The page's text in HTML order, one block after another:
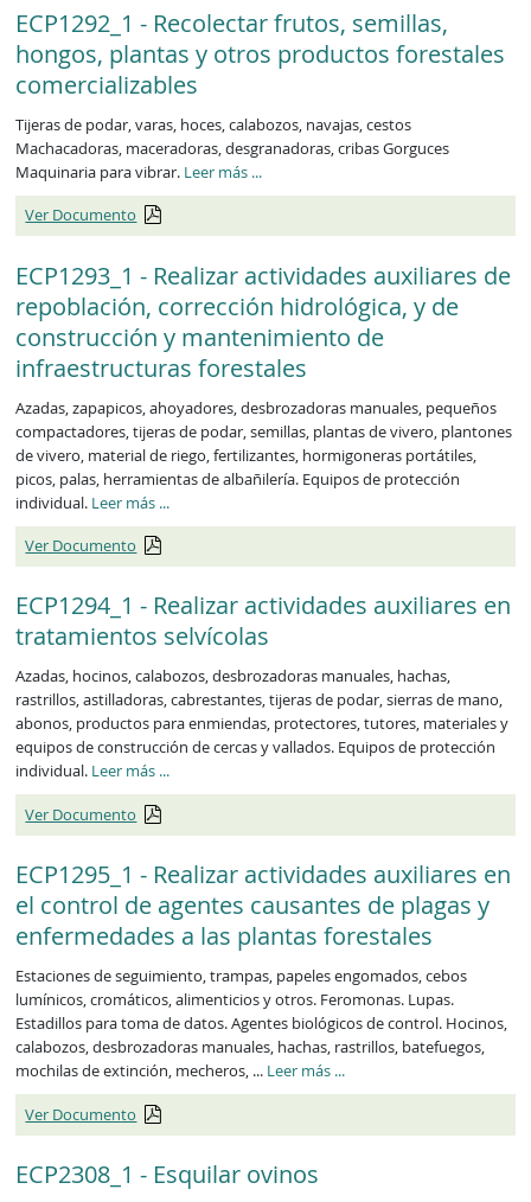
ECP1292_1 - Recolectar frutos, semillas,
hongos, plantas y otros productos forestales
comercializables
Tijeras de podar, varas, hoces, calabozos, navajas, cestos
Machacadoras, maceradoras, desgranadoras, cribas Gorguces
Maquinaria para vibrar. Leer más ...
Ver Documento
ECP1293_1 - Realizar actividades auxiliares de
repoblación, corrección hidrológica, y de
construcción y mantenimiento de
infraestructuras forestales
Azadas, zapapicos, ahoyadores, desbrozadoras manuales, pequeños
compactadores, tijeras de podar, semillas, plantas de vivero, plantones
de vivero, material de riego, fertilizantes, hormigoneras portátiles,
picos, palas, herramientas de albañilería. Equipos de protección
individual. Leer más ...
Ver Documento
ECP1294_1 - Realizar actividades auxiliares en
tratamientos selvícolas
Azadas, hocinos, calabozos, desbrozadoras manuales, hachas,
rastrillos, astilladoras, cabrestantes, tijeras de podar, sierras de mano,
abonos, productos para enmiendas, protectores, tutores, materiales y
equipos de construcción de cercas y vallados. Equipos de protección
individual. Leer más ...
Ver Documento
ECP1295_1 - Realizar actividades auxiliares en
el control de agentes causantes de plagas y
enfermedades a las plantas forestales
Estaciones de seguimiento, trampas, papeles engomados, cebos
lumínicos, cromáticos, alimenticios y otros. Feromonas. Lupas.
Estadillos para toma de datos. Agentes biológicos de control. Hocinos,
calabozos, desbrozadoras manuales, hachas, rastrillos, batefuegos,
mochilas de extinción, mecheros, ... Leer más ...
Ver Documento
ECP2308_1 - Esquilar ovinos